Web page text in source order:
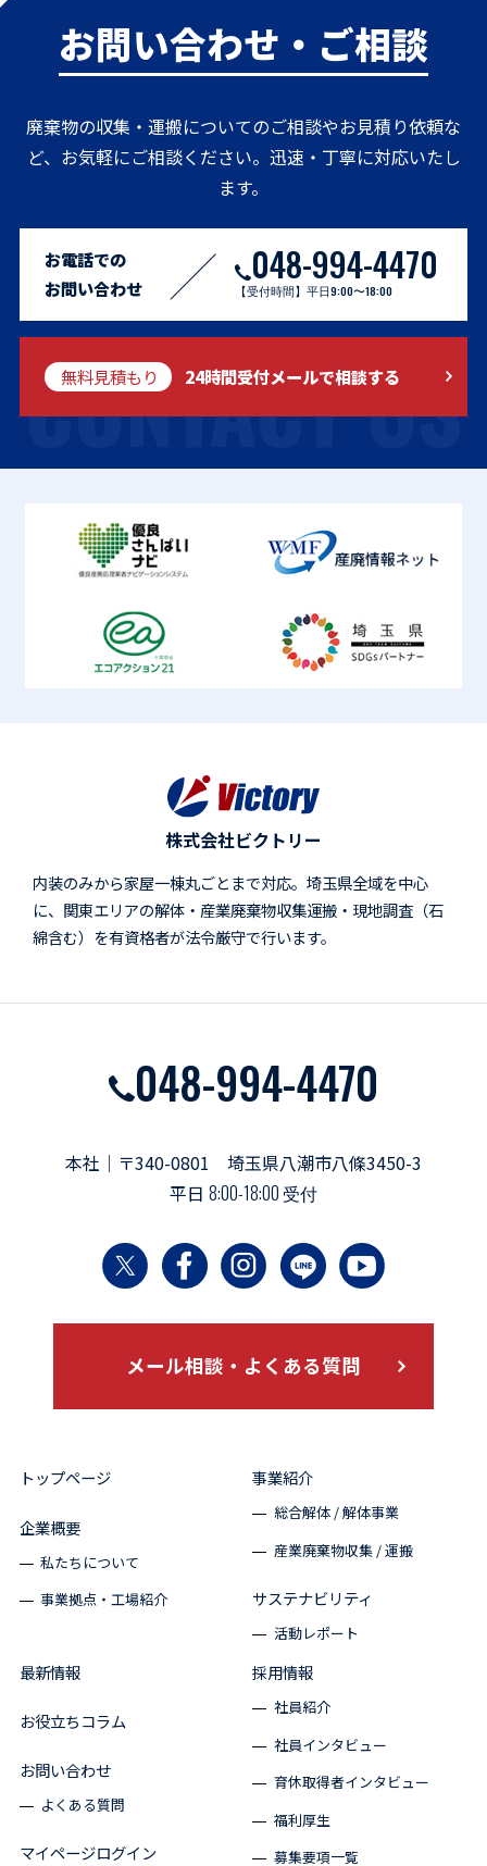
お問い合わせ・ご相談
廃棄物の収集・運搬についてのご相談やお見積り依頼な
ど、お気軽にご相談ください。迅速・丁寧に対応いたし
ます。
CONTACT US
お電話での
お問い合わせ
048-994-4470
【受付時間】平日9:00〜18:00
無料見積もり 24時間受付メールで相談する
株式会社ビクトリー
内装のみから家屋一棟丸ごとまで対応。埼玉県全域を中心
に、関東エリアの解体・産業廃棄物収集運搬・現地調査（石
綿含む）を有資格者が法令厳守で行います。
048-994-4470
本社｜〒340-0801 埼玉県八潮市八條3450-3
平日 8:00-18:00 受付
メール相談・よくある質問
トップページ
企業概要
私たちについて
事業拠点・工場紹介
事業紹介
総合解体 / 解体事業
産業廃棄物収集 / 運搬
サステナビリティ
活動レポート
最新情報
お役立ちコラム
お問い合わせ
よくある質問
マイページログイン
採用情報
社員紹介
社員インタビュー
育休取得者インタビュー
福利厚生
募集要項一覧